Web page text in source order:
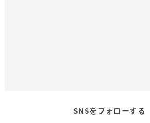
SNSをフォローする